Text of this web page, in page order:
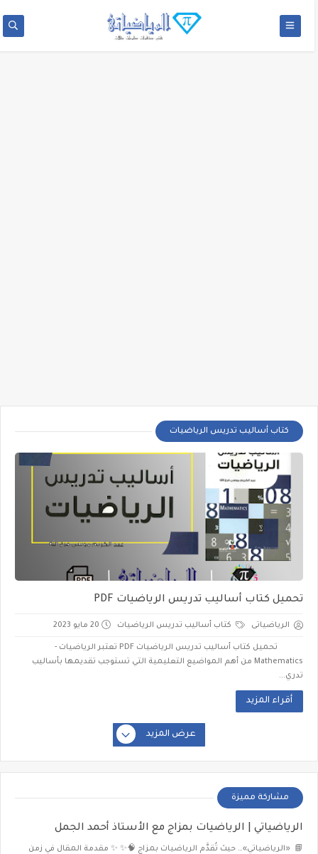
كتاب أساليب تدريس الرياضيات
تحميل كتاب أساليب تدريس الرياضيات PDF
الرياضياتى كتاب أساليب تدريس الرياضيات 20 مايو 2023
تحميل كتاب أساليب تدريس الرياضيات PDF تعتبر الرياضيات -
Mathematics من أهم المواضيع التعليمية التي تستوجب تقديمها بأساليب
تدري...
أقراء المزيد
عرض المزيد
مشاركة مميزة
الرياضياتي | الرياضيات بمزاج مع الأستاذ أحمد الجمل
📘 «الرياضياتي»… حيث تُقدَّم الرياضيات بمزاج 🧠✨ ✨ مقدمة المقال في زمن